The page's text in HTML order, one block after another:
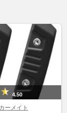
4.50
ーメイト